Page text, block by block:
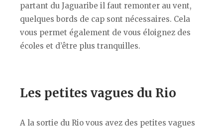
partant du Jaguaribe il faut remonter au vent,
quelques bords de cap sont nécessaires. Cela
vous permet également de vous éloignez des
écoles et d’être plus tranquilles.
Les petites vagues du Rio
A la sortie du Rio vous avez des petites vagues